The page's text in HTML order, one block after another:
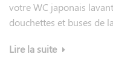
votre WC japonais
douchettes et buses de
Lire la suite